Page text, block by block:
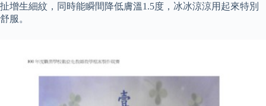
扯增生細紋，同時能瞬間降低膚溫1.5度，冰冰涼涼用起來特別
舒服。